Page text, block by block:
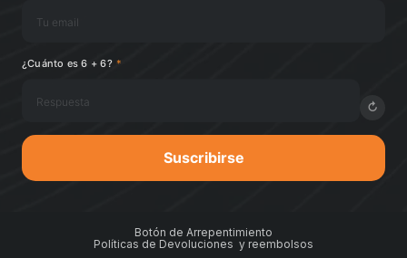
¿Cuánto es 6 + 6? *
↻
Suscribirse
Botón de Arrepentimiento
Políticas de Devoluciones y reembolsos